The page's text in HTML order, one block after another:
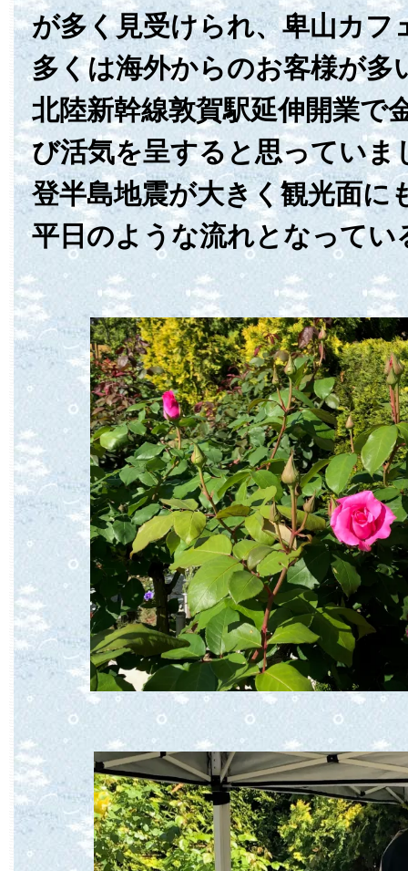
が多く見受けられ、卑山カフ
多くは海外からのお客様が多
北陸新幹線敦賀駅延伸開業で
び活気を呈すると思っていま
登半島地震が大きく観光面に
平日のような流れとなってい